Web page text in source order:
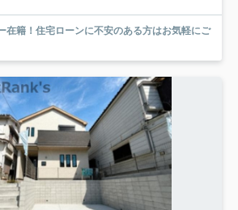
在籍！住宅ローンに不安のある方はお気軽にご